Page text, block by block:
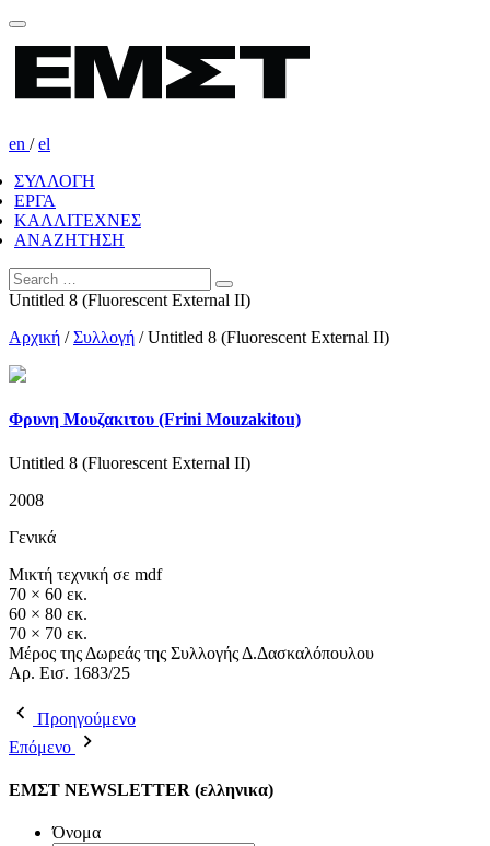
en /el
ΣΥΛΛΟΓΗ
ΕΡΓΑ
ΚΑΛΛΙΤΕΧΝΕΣ
ΑΝΑΖΗΤΗΣΗ
Untitled 8 (Fluorescent External II)
Αρχική /Συλλογή /Untitled 8 (Fluorescent External II)
Φρυνη Μουζακιτου (Frini Mouzakitou)
Untitled 8 (Fluorescent External II)
2008
Γενικά
Μικτή τεχνική σε mdf
70 × 60 εκ.
60 × 80 εκ.
70 × 70 εκ.
Μέρος της Δωρεάς της Συλλογής Δ.Δασκαλόπουλου
Αρ. Εισ. 1683/25
Προηγούμενο
Επόμενο
ΕΜΣΤ NEWSLETTER (ελληνικα)
Όνομα